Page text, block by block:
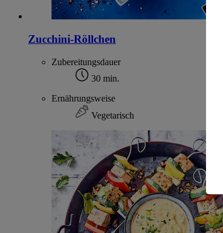
Zucchini-Röllchen
Zubereitungsdauer
30 min.
Ernährungsweise
Vegetarisch